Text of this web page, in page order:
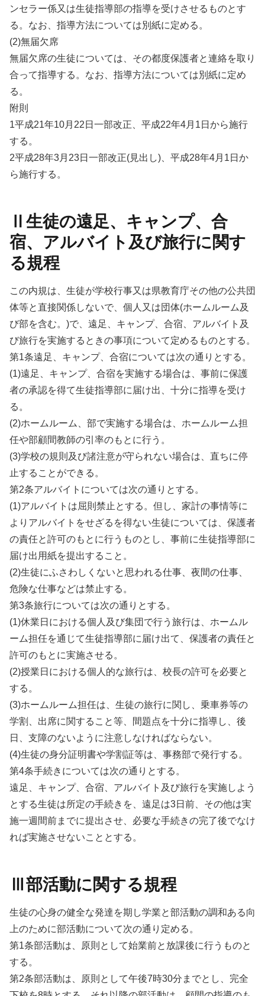
ンセラー係又は生徒指導部の指導を受けさせるものとす
る。なお、指導方法については別紙に定める。
(2)無届欠席
無届欠席の生徒については、その都度保護者と連絡を取り
合って指導する。なお、指導方法については別紙に定め
る。
附則
1平成21年10月22日一部改正、平成22年4月1日から施行
する。
2平成28年3月23日一部改正(見出し)、平成28年4月1日か
ら施行する。
Ⅱ生徒の遠足、キャンプ、合
宿、アルバイト及び旅行に関す
る規程
この内規は、生徒が学校行事又は県教育庁その他の公共団
体等と直接関係しないで、個人又は団体(ホームルーム及
び部を含む。)で、遠足、キャンプ、合宿、アルバイト及
び旅行を実施するときの事項について定めるものとする。
第1条遠足、キャンプ、合宿については次の通りとする。
(1)遠足、キャンプ、合宿を実施する場合は、事前に保護
者の承認を得て生徒指導部に届け出、十分に指導を受け
る。
(2)ホームルーム、部で実施する場合は、ホームルーム担
任や部顧間教師の引率のもとに行う。
(3)学校の規則及び諸注意が守られない場合は、直ちに停
止することができる。
第2条アルバイトについては次の通りとする。
(1)アルバイトは屈則禁止とする。但し、家計の事情等に
よりアルバイトをせざるを得ない生徒については、保護者
の責任と許可のもとに行うものとし、事前に生徒指導部に
届け出用紙を提出すること。
(2)生徒にふさわしくないと思われる仕事、夜間の仕事、
危険な仕事などは禁止する。
第3条旅行については次の通りとする。
(1)休業日における個人及び集団で行う旅行は、ホームル
ーム担任を通じて生徒指導部に届け出て、保護者の責任と
許可のもとに実施させる。
(2)授業日における個人的な旅行は、校長の許可を必要と
する。
(3)ホームルーム担任は、生徒の旅行に関し、乗車券等の
学割、出席に関すること等、間題点を十分に指導し、後
日、支障のないように注意しなければならない。
(4)生徒の身分証明書や学割証等は、事務部で発行する。
第4条手続きについては次の通りとする。
遠足、キャンプ、合宿、アルバイト及び旅行を実施しよう
とする生徒は所定の手続きを、遠足は3日前、その他は実
施一週間前までに提出させ、必要な手続きの完了後でなけ
れば実施させないこととする。
Ⅲ部活動に関する規程
生徒の心身の健全な発達を期し学業と部活動の調和ある向
上のために部活動について次の通り定める。
第1条部活動は、原則として始業前と放課後に行うものと
する。
第2条部活動は、原則として午後7時30分までとし、完全